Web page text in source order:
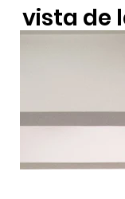
vista de